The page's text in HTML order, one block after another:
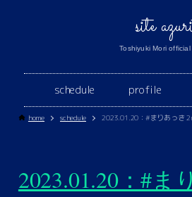
site
Toshiyuki Mori official
schedule profile
home schedule 2023.01.20：#まりあっき
2023.01.20：#ま